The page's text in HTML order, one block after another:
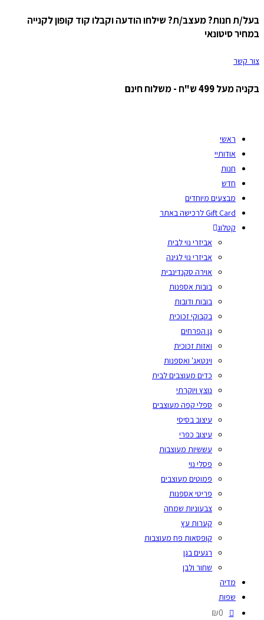
Skip
to
בעל/ת חנות? מעצב/ת? שילחו הודעה וקבלו קוד קופון לקנייה
במחיר סיטונאי
צור קשר
בקניה מעל 499 ש"ח - משלוח חינם
ראשי
אודותיי
חנות
חדש
מבצעים מיוחדים
Gift Card לרכישה באתר
קטלוג
אביזרי נוי לבית
אביזרי נוי לגינה
אוירה סקנדינבית
בובות אספנות
בובות ודובות
בקבוקי זכוכית
גן הפרחים
ואזות זכוכית
וינטאג' ואספנות
כדים מעוצבים לבית
נוצץ ויוקרתי
ספלי קפה מעוצבים
עיצוב בסיסי
עיצוב כפרי
עששיות מעוצבות
פסלי נוי
פמוטים מעוצבים
פריטי אספנות
צבעוניות שמחה
קערות עץ
קופסאות פח מעוצבות
רגעים בגן
שחור ולבן
מדיה
שפות
₪0